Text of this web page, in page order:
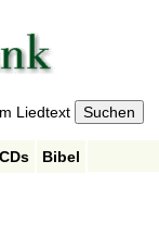
Liedtext
CDs
Bibel